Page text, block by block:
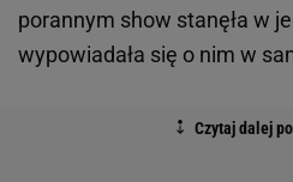
porannym show stanęła w
wypowiadała się o nim w